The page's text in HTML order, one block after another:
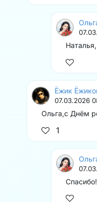
Ёжик
07.03.2026
Ольга,с Днём
1
Спасибо!